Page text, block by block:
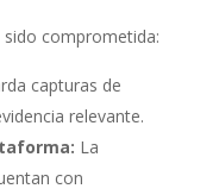
sido comprometida:
capturas de
relevante.
La
con